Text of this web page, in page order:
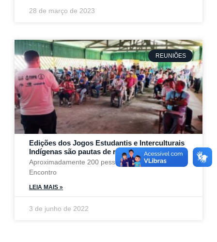
28 de março de 2023
REUNIÕES
Edições dos Jogos Estudantis e Interculturais
Indígenas são pautas de reunião, em Tefé (AM)
Aproximadamente 200 pessoas participaram do
Encontro
LEIA MAIS »
3 de junho de 2022